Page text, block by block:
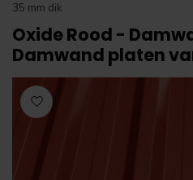
35 mm dik
Oxide Rood -
Damwand platen